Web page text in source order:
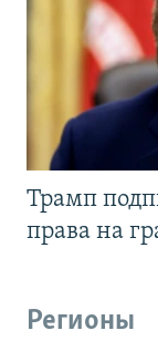
Трамп
права на
Регионы